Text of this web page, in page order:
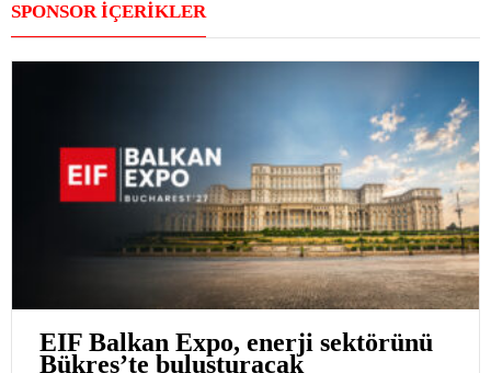
SPONSOR İÇERİKLER
EIF Balkan Expo, enerji sektörünü
Bükreş’te buluşturacak